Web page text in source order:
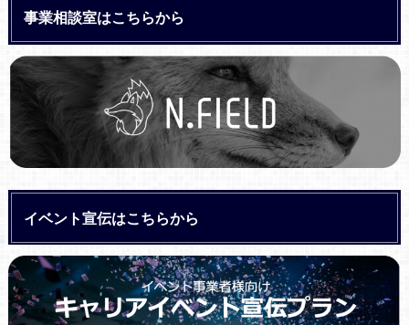
事業相談室はこちらから
イベント宣伝はこちらから